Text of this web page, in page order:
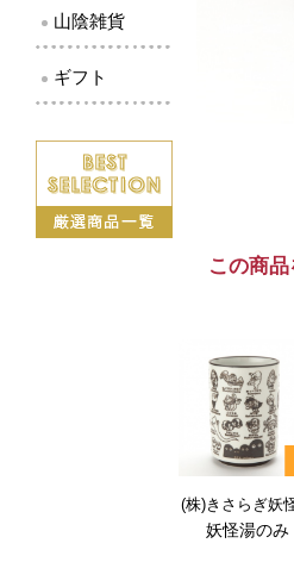
山陰雑貨
ギフト
この商
(株)きさらぎ妖
妖怪湯のみ